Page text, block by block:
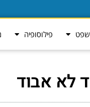
פילוסופיה
לא אבוד